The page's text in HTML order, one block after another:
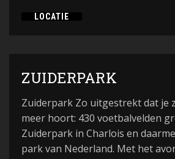
LOCATIE
ZUIDERPARK
Zuiderpark Zo uitgestrekt dat je
meer hoort: 430 voetbalvelden
Zuiderpark in Charlois en
park van Nederland. Met het